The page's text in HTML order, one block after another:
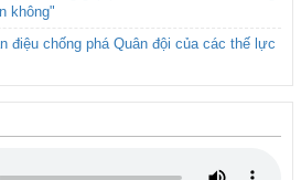
không"
điệu chống phá Quân đội của các thế lực